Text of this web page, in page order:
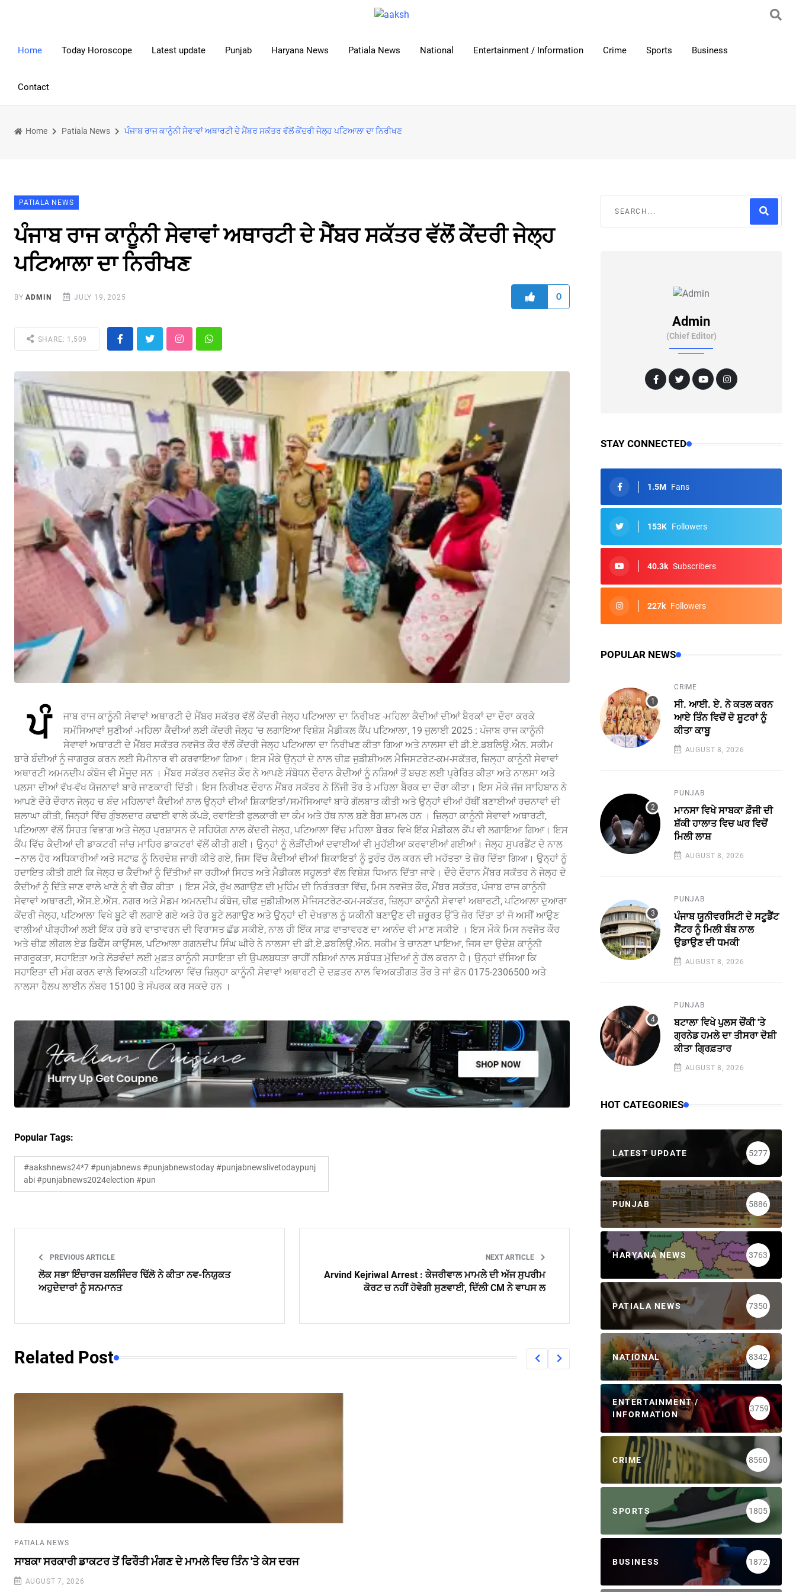
Home Today Horoscope Latest update Punjab Haryana News Patiala News National Entertainment / Information Crime Sports Business
Contact
Home Patiala News ਪੰਜਾਬ ਰਾਜ ਕਾਨੂੰਨੀ ਸੇਵਾਵਾਂ ਅਥਾਰਟੀ ਦੇ ਮੈਂਬਰ ਸਕੱਤਰ ਵੱਲੋਂ ਕੇਂਦਰੀ ਜੇਲ੍ਹ ਪਟਿਆਲਾ ਦਾ ਨਿਰੀਖਣ
PATIALA NEWS
ਪੰਜਾਬ ਰਾਜ ਕਾਨੂੰਨੀ ਸੇਵਾਵਾਂ ਅਥਾਰਟੀ ਦੇ ਮੈਂਬਰ ਸਕੱਤਰ ਵੱਲੋਂ ਕੇਂਦਰੀ ਜੇਲ੍ਹ
ਪਟਿਆਲਾ ਦਾ ਨਿਰੀਖਣ
BYADMIN JULY 19, 2025 0
SHARE: 1,509
ਪੰ
ਜਾਬ ਰਾਜ ਕਾਨੂੰਨੀ ਸੇਵਾਵਾਂ ਅਥਾਰਟੀ ਦੇ ਮੈਂਬਰ ਸਕੱਤਰ ਵੱਲੋਂ ਕੇਂਦਰੀ ਜੇਲ੍ਹ ਪਟਿਆਲਾ ਦਾ ਨਿਰੀਖਣ -ਮਹਿਲਾ ਕੈਦੀਆਂ ਦੀਆਂ ਬੈਰਕਾਂ ਦਾ ਦੌਰਾ ਕਰਕੇ
ਸਮੱਸਿਆਵਾਂ ਸੁਣੀਆਂ -ਮਹਿਲਾ ਕੈਦੀਆਂ ਲਈ ਕੇਂਦਰੀ ਜੇਲ੍ਹ ’ਚ ਲਗਾਇਆ ਵਿਸ਼ੇਸ਼ ਮੈਡੀਕਲ ਕੈਂਪ ਪਟਿਆਲਾ, 19 ਜੁਲਾਈ 2025 : ਪੰਜਾਬ ਰਾਜ ਕਾਨੂੰਨੀ
ਸੇਵਾਵਾਂ ਅਥਾਰਟੀ ਦੇ ਮੈਂਬਰ ਸਕੱਤਰ ਨਵਜੋਤ ਕੌਰ ਵੱਲੋਂ ਕੇਂਦਰੀ ਜੇਲ੍ਹ ਪਟਿਆਲਾ ਦਾ ਨਿਰੀਖਣ ਕੀਤਾ ਗਿਆ ਅਤੇ ਨਾਲਸਾ ਦੀ ਡੀ.ਏ.ਡਬਲਿਊ.ਐਨ. ਸਕੀਮ
ਬਾਰੇ ਬੰਦੀਆਂ ਨੂੰ ਜਾਗਰੂਕ ਕਰਨ ਲਈ ਸੈਮੀਨਾਰ ਵੀ ਕਰਵਾਇਆ ਗਿਆ। ਇਸ ਮੌਕੇ ਉਨ੍ਹਾਂ ਦੇ ਨਾਲ ਚੀਫ਼ ਜੁਡੀਸ਼ੀਅਲ ਮੈਜਿਸਟਰੇਟ-ਕਮ-ਸਕੱਤਰ, ਜ਼ਿਲ੍ਹਾ ਕਾਨੂੰਨੀ ਸੇਵਾਵਾਂ
ਅਥਾਰਟੀ ਅਮਨਦੀਪ ਕੰਬੋਜ ਵੀ ਮੌਜੂਦ ਸਨ । ਮੈਂਬਰ ਸਕੱਤਰ ਨਵਜੋਤ ਕੌਰ ਨੇ ਆਪਣੇ ਸੰਬੋਧਨ ਦੌਰਾਨ ਕੈਦੀਆਂ ਨੂੰ ਨਸ਼ਿਆਂ ਤੋਂ ਬਚਣ ਲਈ ਪ੍ਰੇਰਿਤ ਕੀਤਾ ਅਤੇ ਨਾਲਸਾ ਅਤੇ
ਪਲਸਾ ਦੀਆਂ ਵੱਖ-ਵੱਖ ਯੋਜਨਾਵਾਂ ਬਾਰੇ ਜਾਣਕਾਰੀ ਦਿੱਤੀ। ਇਸ ਨਿਰੀਖਣ ਦੌਰਾਨ ਮੈਂਬਰ ਸਕੱਤਰ ਨੇ ਨਿੱਜੀ ਤੌਰ ਤੇ ਮਹਿਲਾ ਬੈਰਕ ਦਾ ਦੌਰਾ ਕੀਤਾ। ਇਸ ਮੌਕੇ ਜੱਜ ਸਾਹਿਬਾਨ ਨੇ
ਆਪਣੇ ਦੌਰੇ ਦੌਰਾਨ ਜੇਲ੍ਹ ਚ ਬੰਦ ਮਹਿਲਾਵਾਂ ਕੈਦੀਆਂ ਨਾਲ ਉਨ੍ਹਾਂ ਦੀਆਂ ਸ਼ਿਕਾਇਤਾਂ/ਸਮੱਸਿਆਵਾਂ ਬਾਰੇ ਗੱਲਬਾਤ ਕੀਤੀ ਅਤੇ ਉਨ੍ਹਾਂ ਦੀਆਂ ਹੱਥੀਂ ਬਣਾਈਆਂ ਰਚਨਾਵਾਂ ਦੀ
ਸ਼ਲਾਘਾ ਕੀਤੀ, ਜਿਨ੍ਹਾਂ ਵਿੱਚ ਗੁੰਝਲਦਾਰ ਕਢਾਈ ਵਾਲੇ ਕੱਪੜੇ, ਰਵਾਇਤੀ ਫੁਲਕਾਰੀ ਦਾ ਕੰਮ ਅਤੇ ਹੱਥ ਨਾਲ ਬਣੇ ਬੈਗ ਸ਼ਾਮਲ ਹਨ । ਜ਼ਿਲ੍ਹਾ ਕਾਨੂੰਨੀ ਸੇਵਾਵਾਂ ਅਥਾਰਟੀ,
ਪਟਿਆਲਾ ਵੱਲੋਂ ਸਿਹਤ ਵਿਭਾਗ ਅਤੇ ਜੇਲ੍ਹ ਪ੍ਰਸ਼ਾਸਨ ਦੇ ਸਹਿਯੋਗ ਨਾਲ ਕੇਂਦਰੀ ਜੇਲ੍ਹ, ਪਟਿਆਲਾ ਵਿੱਚ ਮਹਿਲਾ ਬੈਰਕ ਵਿਖੇ ਇੱਕ ਮੈਡੀਕਲ ਕੈਂਪ ਵੀ ਲਗਾਇਆ ਗਿਆ। ਇਸ
ਕੈਂਪ ਵਿੱਚ ਕੈਦੀਆਂ ਦੀ ਡਾਕਟਰੀ ਜਾਂਚ ਮਾਹਿਰ ਡਾਕਟਰਾਂ ਵੱਲੋਂ ਕੀਤੀ ਗਈ। ਉਨ੍ਹਾਂ ਨੂੰ ਲੋੜੀਂਦੀਆਂ ਦਵਾਈਆਂ ਵੀ ਮੁਹੱਈਆ ਕਰਵਾਈਆਂ ਗਈਆਂ। ਜੇਲ੍ਹ ਸੁਪਰਡੈਂਟ ਦੇ ਨਾਲ
–ਨਾਲ ਹੋਰ ਅਧਿਕਾਰੀਆਂ ਅਤੇ ਸਟਾਫ਼ ਨੂੰ ਨਿਰਦੇਸ਼ ਜਾਰੀ ਕੀਤੇ ਗਏ, ਜਿਸ ਵਿੱਚ ਕੈਦੀਆਂ ਦੀਆਂ ਸ਼ਿਕਾਇਤਾਂ ਨੂੰ ਤੁਰੰਤ ਹੱਲ ਕਰਨ ਦੀ ਮਹੱਤਤਾ ਤੇ ਜ਼ੋਰ ਦਿੱਤਾ ਗਿਆ। ਉਨ੍ਹਾਂ ਨੂੰ
ਹਦਾਇਤ ਕੀਤੀ ਗਈ ਕਿ ਜੇਲ੍ਹ ਚ ਕੈਦੀਆਂ ਨੂੰ ਦਿੱਤੀਆਂ ਜਾ ਰਹੀਆਂ ਸਿਹਤ ਅਤੇ ਮੈਡੀਕਲ ਸਹੂਲਤਾਂ ਵੱਲ ਵਿਸ਼ੇਸ਼ ਧਿਆਨ ਦਿੱਤਾ ਜਾਵੇ। ਦੌਰੇ ਦੌਰਾਨ ਮੈਂਬਰ ਸਕੱਤਰ ਨੇ ਜੇਲ੍ਹ ਦੇ
ਕੈਦੀਆਂ ਨੂੰ ਦਿੱਤੇ ਜਾਣ ਵਾਲੇ ਖਾਣੇ ਨੂੰ ਵੀ ਚੈੱਕ ਕੀਤਾ । ਇਸ ਮੌਕੇ, ਰੁੱਖ ਲਗਾਉਣ ਦੀ ਮੁਹਿੰਮ ਦੀ ਨਿਰੰਤਰਤਾ ਵਿੱਚ, ਮਿਸ ਨਵਜੋਤ ਕੌਰ, ਮੈਂਬਰ ਸਕੱਤਰ, ਪੰਜਾਬ ਰਾਜ ਕਾਨੂੰਨੀ
ਸੇਵਾਵਾਂ ਅਥਾਰਟੀ, ਐੱਸ.ਏ.ਐੱਸ. ਨਗਰ ਅਤੇ ਮੈਡਮ ਅਮਨਦੀਪ ਕੰਬੋਜ, ਚੀਫ਼ ਜੁਡੀਸ਼ੀਅਲ ਮੈਜਿਸਟਰੇਟ-ਕਮ-ਸਕੱਤਰ, ਜ਼ਿਲ੍ਹਾ ਕਾਨੂੰਨੀ ਸੇਵਾਵਾਂ ਅਥਾਰਟੀ, ਪਟਿਆਲਾ ਦੁਆਰਾ
ਕੇਂਦਰੀ ਜੇਲ੍ਹ, ਪਟਿਆਲਾ ਵਿਖੇ ਬੂਟੇ ਵੀ ਲਗਾਏ ਗਏ ਅਤੇ ਹੋਰ ਬੂਟੇ ਲਗਾਉਣ ਅਤੇ ਉਨ੍ਹਾਂ ਦੀ ਦੇਖਭਾਲ ਨੂੰ ਯਕੀਨੀ ਬਣਾਉਣ ਦੀ ਜ਼ਰੂਰਤ ਉੱਤੇ ਜ਼ੋਰ ਦਿੱਤਾ ਤਾਂ ਜੋ ਅਸੀਂ ਆਉਣ
ਵਾਲੀਆਂ ਪੀੜ੍ਹੀਆਂ ਲਈ ਇੱਕ ਹਰੇ ਭਰੇ ਵਾਤਾਵਰਨ ਦੀ ਵਿਰਾਸਤ ਛੱਡ ਸਕੀਏ, ਨਾਲ ਹੀ ਇੱਕ ਸਾਫ਼ ਵਾਤਾਵਰਣ ਦਾ ਆਨੰਦ ਵੀ ਮਾਣ ਸਕੀਏ । ਇਸ ਮੌਕੇ ਮਿਸ ਨਵਜੋਤ ਕੌਰ
ਅਤੇ ਚੀਫ਼ ਲੀਗਲ ਏਡ ਡਿਫੈਂਸ ਕਾਉਂਸਲ, ਪਟਿਆਲਾ ਗਗਨਦੀਪ ਸਿੰਘ ਘੀਰੇ ਨੇ ਨਾਲਸਾ ਦੀ ਡੀ.ਏ.ਡਬਲਿਊ.ਐਨ. ਸਕੀਮ ਤੇ ਚਾਨਣਾ ਪਾਇਆ, ਜਿਸ ਦਾ ਉਦੇਸ਼ ਕਾਨੂੰਨੀ
ਜਾਗਰੂਕਤਾ, ਸਹਾਇਤਾ ਅਤੇ ਲੋੜਵੰਦਾਂ ਲਈ ਮੁਫ਼ਤ ਕਾਨੂੰਨੀ ਸਹਾਇਤਾ ਦੀ ਉਪਲਬਧਤਾ ਰਾਹੀਂ ਨਸ਼ਿਆਂ ਨਾਲ ਸਬੰਧਤ ਮੁੱਦਿਆਂ ਨੂੰ ਹੱਲ ਕਰਨਾ ਹੈ। ਉਨ੍ਹਾਂ ਦੱਸਿਆ ਕਿ
ਸਹਾਇਤਾ ਦੀ ਮੰਗ ਕਰਨ ਵਾਲੇ ਵਿਅਕਤੀ ਪਟਿਆਲਾ ਵਿੱਚ ਜ਼ਿਲ੍ਹਾ ਕਾਨੂੰਨੀ ਸੇਵਾਵਾਂ ਅਥਾਰਟੀ ਦੇ ਦਫ਼ਤਰ ਨਾਲ ਵਿਅਕਤੀਗਤ ਤੌਰ ਤੇ ਜਾਂ ਫ਼ੋਨ 0175-2306500 ਅਤੇ
ਨਾਲਸਾ ਹੈਲਪ ਲਾਈਨ ਨੰਬਰ 15100 ਤੇ ਸੰਪਰਕ ਕਰ ਸਕਦੇ ਹਨ ।
Popular Tags:
#aakshnews24*7 #punjabnews #punjabnewstoday #punjabnewslivetodaypunj
abi #punjabnews2024election #pun
PREVIOUS ARTICLE
ਲੋਕ ਸਭਾ ਇੰਚਾਰਜ ਬਲਜਿੰਦਰ ਢਿੱਲੋ ਨੇ ਕੀਤਾ ਨਵ-ਨਿਯੁਕਤ
ਅਹੁਦੇਦਾਰਾਂ ਨੂੰ ਸਨਮਾਨਤ
NEXT ARTICLE
Arvind Kejriwal Arrest : ਕੇਜਰੀਵਾਲ ਮਾਮਲੇ ਦੀ ਅੱਜ ਸੁਪਰੀਮ
ਕੋਰਟ ਚ ਨਹੀਂ ਹੋਵੇਗੀ ਸੁਣਵਾਈ, ਦਿੱਲੀ CM ਨੇ ਵਾਪਸ ਲ
Related Post
PATIALA NEWS
ਸਾਬਕਾ ਸਰਕਾਰੀ ਡਾਕਟਰ ਤੋਂ ਫਿਰੌਤੀ ਮੰਗਣ ਦੇ ਮਾਮਲੇ ਵਿਚ ਤਿੰਨ 'ਤੇ ਕੇਸ ਦਰਜ
AUGUST 7, 2026
Admin
(Chief Editor)
STAY CONNECTED
1.5M Fans
153K Followers
40.3k Subscribers
227k Followers
POPULAR NEWS
CRIME
ਸੀ. ਆਈ. ਏ. ਨੇ ਕਤਲ ਕਰਨ
ਆਏ ਤਿੰਨ ਵਿਚੋਂ ਦੋ ਸ਼ੂਟਰਾਂ ਨੂੰ
ਕੀਤਾ ਕਾਬੂ
AUGUST 8, 2026
PUNJAB
ਮਾਨਸਾ ਵਿਖੇ ਸਾਬਕਾ ਫ਼ੌਜੀ ਦੀ
ਸ਼ੱਕੀ ਹਾਲਾਤ ਵਿਚ ਘਰ ਵਿਚੋਂ
ਮਿਲੀ ਲਾਸ਼
AUGUST 8, 2026
PUNJAB
ਪੰਜਾਬ ਯੂਨੀਵਰਸਿਟੀ ਦੇ ਸਟੂਡੈਂਟ
ਸੈਂਟਰ ਨੂੰ ਮਿਲੀ ਬੰਬ ਨਾਲ
ਉਡਾਉਣ ਦੀ ਧਮਕੀ
AUGUST 8, 2026
PUNJAB
ਬਟਾਲਾ ਵਿਖੇ ਪੁਲਸ ਚੌਂਕੀ 'ਤੇ
ਗ੍ਰਨੇਡ ਹਮਲੇ ਦਾ ਤੀਸਰਾ ਦੋਸ਼ੀ
ਕੀਤਾ ਗ੍ਰਿਫ਼ਤਾਰ
AUGUST 8, 2026
HOT CATEGORIES
LATEST UPDATE 5277
PUNJAB 5886
HARYANA NEWS 3763
PATIALA NEWS 7350
NATIONAL 8342
ENTERTAINMENT /
INFORMATION
3759
CRIME 8560
SPORTS 1805
BUSINESS 1872